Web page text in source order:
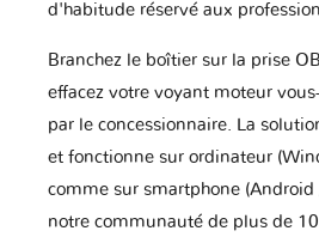
d'habitude réservé aux
Branchez le boîtier sur la prise
effacez votre voyant moteur
par le concessionnaire. La
et fonctionne sur ordinateur
comme sur smartphone (Android
notre communauté de plus de